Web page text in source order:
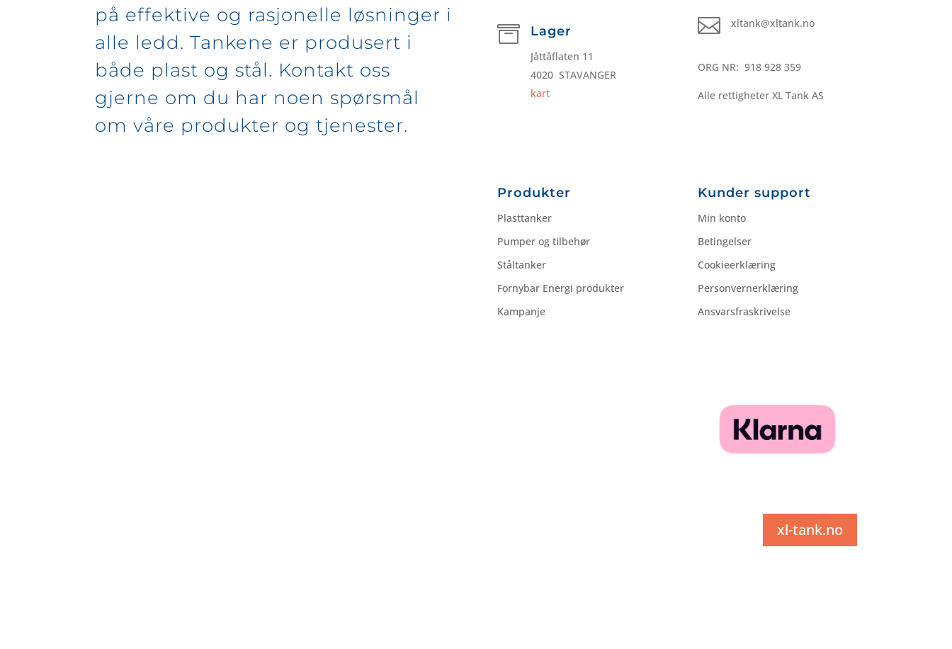
på effektive og rasjonelle løsninger i
alle ledd. Tankene er produsert i
både plast og stål. Kontakt oss
gjerne om du har noen spørsmål
om våre produkter og tjenester.
 Lager
Jåttåflaten 11
4020 STAVANGER
kart
 xltank@xltank.no
ORG NR: 918 928 359
Alle rettigheter XL Tank AS
Produkter
Plasttanker
Pumper og tilbehør
Ståltanker
Fornybar Energi produkter
Kampanje
Kunder support
Min konto
Betingelser
Cookieerklæring
Personvernerklæring
Ansvarsfraskrivelse
xl-tank.no